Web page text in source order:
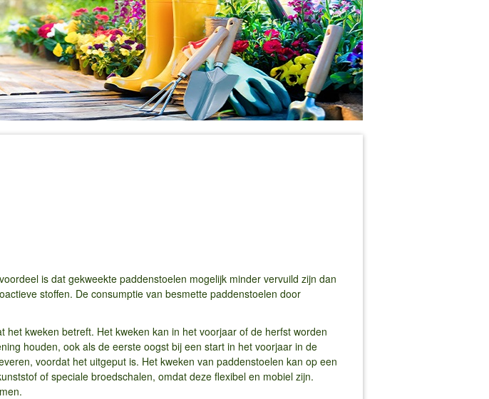
is dat gekweekte paddenstoelen mogelijk minder vervuild zijn dan
stoffen. De consumptie van besmette paddenstoelen door
kweken betreft. Het kweken kan in het voorjaar of de herfst worden
houden, ook als de eerste oogst bij een start in het voorjaar in de
voordat het uitgeput is. Het kweken van paddenstoelen kan op een
of speciale broedschalen, omdat deze flexibel en mobiel zijn.